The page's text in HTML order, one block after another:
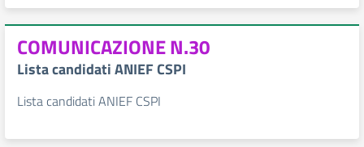
COMUNICAZIONE N.30
Lista candidati ANIEF CSPI
Lista candidati ANIEF CSPI